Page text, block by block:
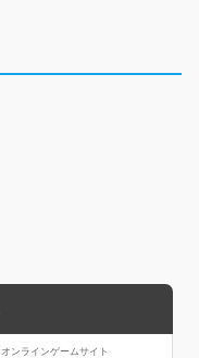
オンラインゲームサイト